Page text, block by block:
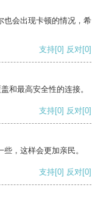
也会出现卡顿的情况，希
支持[0] 反对[0]
和最高安全性的连接。
支持[0] 反对[0]
，这样会更加亲民。
支持[0] 反对[0]